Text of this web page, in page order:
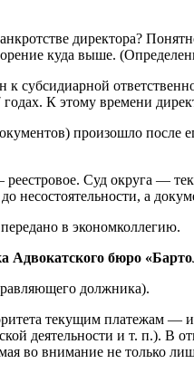
директора?
куда выше.
субсидиарной
К этому времени
произошло после
Суд округа —
а
в экономколлегию.
Адвокатского бюро
должника).
текущим платежам —
деятельности и т. п.). В
во внимание не только